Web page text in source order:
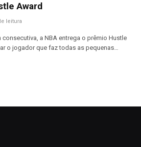
Award
leitura
consecutiva, a NBA entrega o prêmio Hustle
o jogador que faz todas as pequenas…